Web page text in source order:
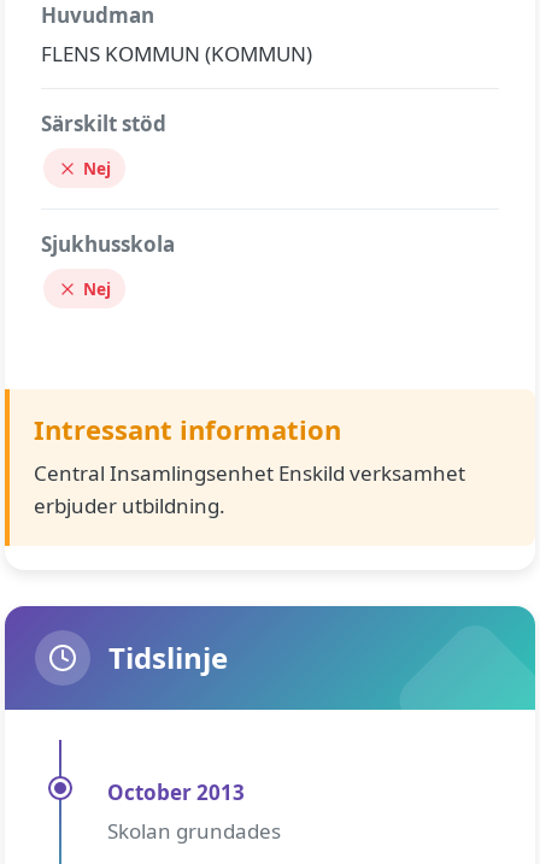
Huvudman
FLENS KOMMUN (KOMMUN)
Särskilt stöd
Nej
Sjukhusskola
Nej
Intressant information
Central Insamlingsenhet Enskild verksamhet
erbjuder utbildning.
Tidslinje
October 2013
Skolan grundades